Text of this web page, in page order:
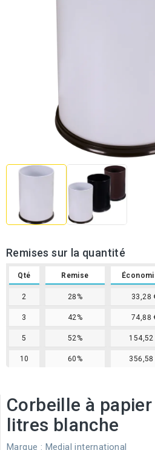
Remises sur la quantité
Qté Remise
2 28% 33,28
3 42% 74,88
5 52% 154,52
10 60% 356,58
Corbeille à
litres blanche
Marque : Medial international